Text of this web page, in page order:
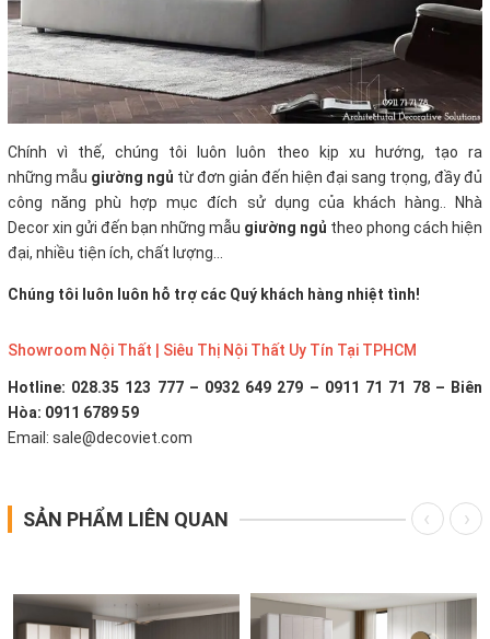
Chính vì thế, chúng tôi luôn luôn theo kịp xu hướng, tạo ra
những mẫu giường ngủ từ đơn giản đến hiện đại sang trọng, đầy đủ
công năng phù hợp mục đích sử dụng của khách hàng.. Nhà
Decor xin gửi đến bạn những mẫu giường ngủ theo phong cách hiện
đại, nhiều tiện ích, chất lượng...
Chúng tôi luôn luôn hỗ trợ các Quý khách hàng nhiệt tình!
Showroom Nội Thất | Siêu Thị Nội Thất Uy Tín Tại TPHCM
Hotline: 028.35 123 777 – 0932 649 279 – 0911 71 71 78 – Biên
Hòa: 0911 6789 59
Email: sale@decoviet.com
SẢN PHẨM LIÊN QUAN